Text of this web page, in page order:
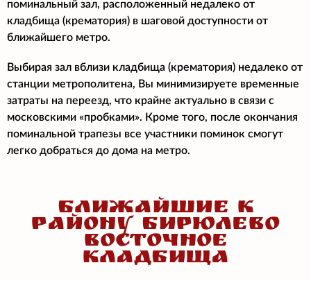
поминальный зал, расположенный недалеко от
кладбища (крематория) в шаговой доступности от
ближайшего метро.
Выбирая зал вблизи кладбища (крематория) недалеко от
станции метрополитена, Вы минимизируете временные
затраты на переезд, что крайне актуально в связи с
московскими «пробками». Кроме того, после окончания
поминальной трапезы все участники поминок смогут
легко добраться до дома на метро.
БЛИЖАЙШИЕ К
РАЙОНУ БИРЮЛЕВО
ВОСТОЧНОЕ
КЛАДБИЩА